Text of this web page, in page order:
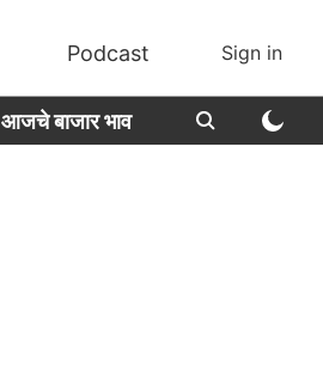
Podcast Sign in
आजचे बाजार भाव